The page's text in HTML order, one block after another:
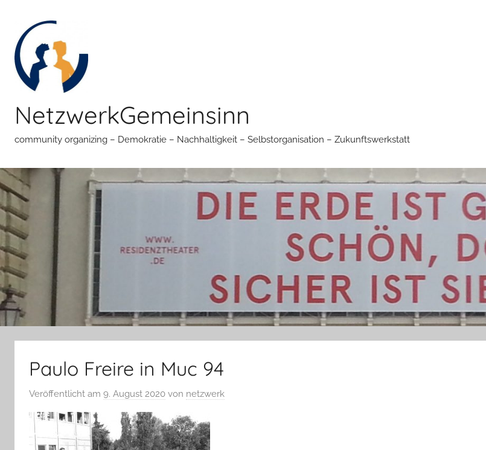
springen
NetzwerkGemeinsinn
community organizing – Demokratie – Nachhaltigkeit – Selbstorganisation – Zukunftswerkstatt
Paulo Freire in Muc 94
Veröffentlicht am 9. August 2020 von netzwerk